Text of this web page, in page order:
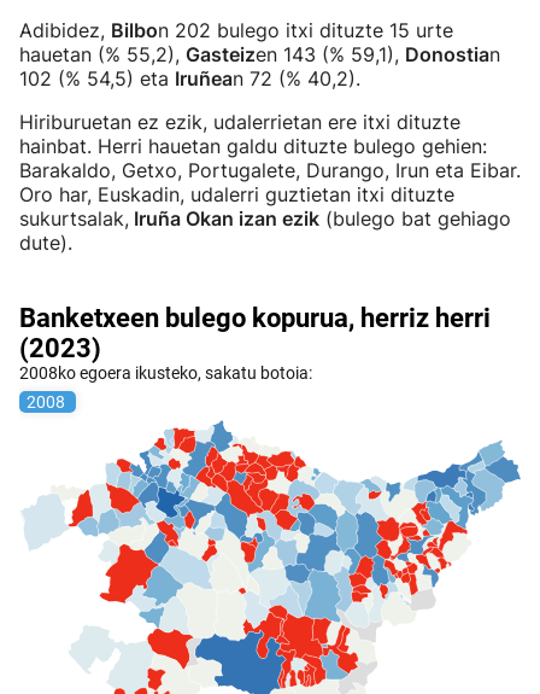
Adibidez, Bilbon 202 bulego itxi dituzte 15 urte
hauetan (% 55,2), Gasteizen 143 (% 59,1), Donostian
102 (% 54,5) eta Iruñean 72 (% 40,2).
Hiriburuetan ez ezik, udalerrietan ere itxi dituzte
hainbat. Herri hauetan galdu dituzte bulego gehien:
Barakaldo, Getxo, Portugalete, Durango, Irun eta Eibar.
Oro har, Euskadin, udalerri guztietan itxi dituzte
sukurtsalak, Iruña Okan izan ezik (bulego bat gehiago
dute).